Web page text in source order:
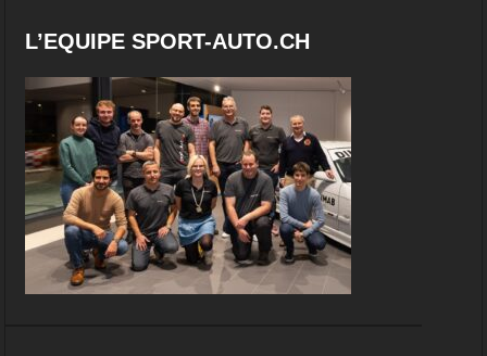
L’EQUIPE SPORT-AUTO.CH